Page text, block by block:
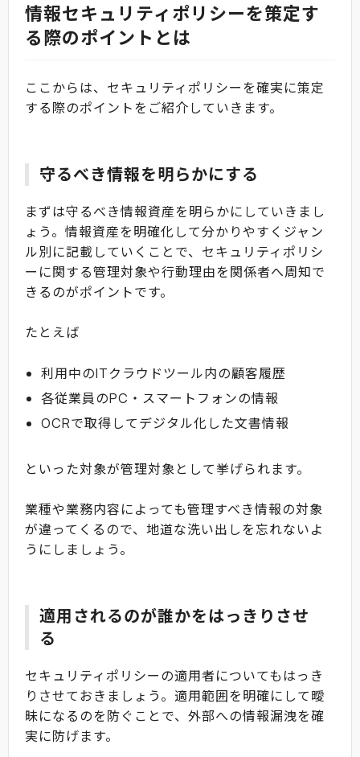
情報セキュリティポリシーを策定す
る際のポイントとは
ここからは、セキュリティポリシーを確実に策定
する際のポイントをご紹介していきます。
守るべき情報を明らかにする
まずは守るべき情報資産を明らかにしていきまし
ょう。情報資産を明確化して分かりやすくジャン
ル別に記載していくことで、セキュリティポリシ
ーに関する管理対象や行動理由を関係者へ周知で
きるのがポイントです。
たとえば
利用中のITクラウドツール内の顧客履歴
各従業員のPC・スマートフォンの情報
OCRで取得してデジタル化した文書情報
といった対象が管理対象として挙げられます。
業種や業務内容によっても管理すべき情報の対象
が違ってくるので、地道な洗い出しを忘れないよ
うにしましょう。
適用されるのが誰かをはっきりさせ
る
セキュリティポリシーの適用者についてもはっき
りさせておきましょう。適用範囲を明確にして曖
昧になるのを防ぐことで、外部への情報漏洩を確
実に防げます。